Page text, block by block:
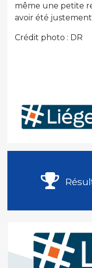
même une petite
avoir été
Crédit photo : DR